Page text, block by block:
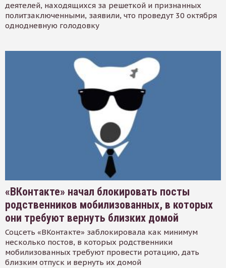
деятелей, находящихся за решеткой и признанных
политзаключенными, заявили, что проведут 30 октября
однодневную голодовку
«ВКонтакте» начал блокировать посты
родственников мобилизованных, в которых
они требуют вернуть близких домой
Соцсеть «ВКонтакте» заблокировала как минимум
несколько постов, в которых родственники
мобилизованных требуют провести ротацию, дать
близким отпуск и вернуть их домой